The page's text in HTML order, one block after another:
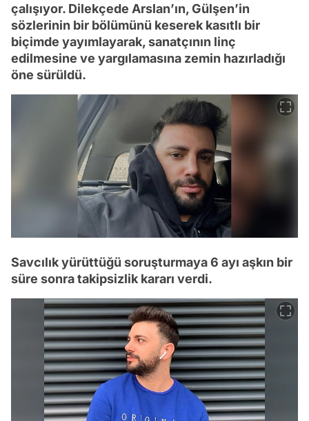
çalışıyor. Dilekçede Arslan’ın, Gülşen’in
sözlerinin bir bölümünü keserek kasıtlı bir
biçimde yayımlayarak, sanatçının linç
edilmesine ve yargılamasına zemin hazırladığı
öne sürüldü.
Savcılık yürüttüğü soruşturmaya 6 ayı aşkın bir
süre sonra takipsizlik kararı verdi.